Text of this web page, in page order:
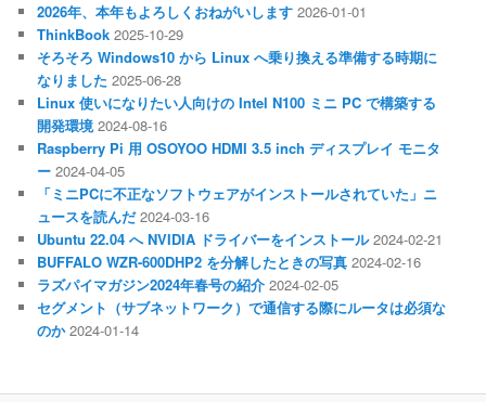
2026年、本年もよろしくおねがいします 2026-01-01
ThinkBook 2025-10-29
そろそろ Windows10 から Linux へ乗り換える準備する時期に
なりました 2025-06-28
Linux 使いになりたい人向けの Intel N100 ミニ PC で構築する
開発環境 2024-08-16
Raspberry Pi 用 OSOYOO HDMI 3.5 inch ディスプレイ モニタ
ー 2024-04-05
「ミニPCに不正なソフトウェアがインストールされていた」ニ
ュースを読んだ 2024-03-16
Ubuntu 22.04 へ NVIDIA ドライバーをインストール 2024-02-21
BUFFALO WZR-600DHP2 を分解したときの写真 2024-02-16
ラズパイマガジン2024年春号の紹介 2024-02-05
セグメント（サブネットワーク）で通信する際にルータは必須な
のか 2024-01-14